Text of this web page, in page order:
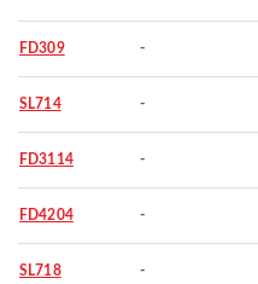
FD309 -
SL714 -
FD3114 -
FD4204 -
SL718 -